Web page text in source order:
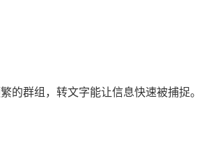
的群组，转文字能让信息快速被捕捉。